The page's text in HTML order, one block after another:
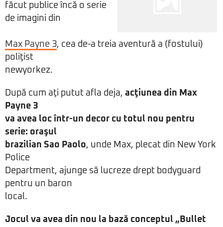
făcut publice încă o serie
de imagini din
Max Payne 3, cea de-a treia aventură a (fostului)
poliţist
newyorkez.
După cum aţi putut afla deja, acţiunea din Max
Payne 3
va avea loc într-un decor cu totul nou pentru
serie: oraşul
brazilian Sao Paolo, unde Max, plecat din New York
Police
Department, ajunge să lucreze drept bodyguard
pentru un baron
local.
Jocul va avea din nou la bază conceptul „Bullet